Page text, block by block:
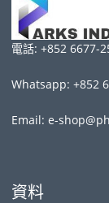
電話: +852 6677-
Whatsapp: +852
Email: e-
資料